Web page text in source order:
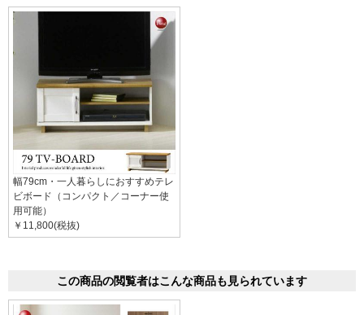
幅79cm・一人暮らしにおすすめテレ
ビボード（コンパクト／コーナー使
用可能）
￥11,800(税抜)
この商品の閲覧者はこんな商品も見られています